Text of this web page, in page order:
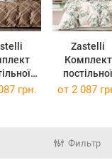
Zastelli
Комплект
постільної
білизни
грн. от 2 087
Фильтр